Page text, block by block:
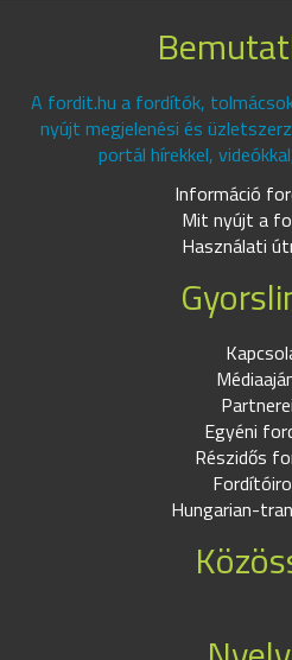
A fordit.hu a fordítók,
nyújt megjelenési és
portál hírekkel,
Információ
Mit nyújt a
Használati
Egyéni
Részidős
Hungarian-